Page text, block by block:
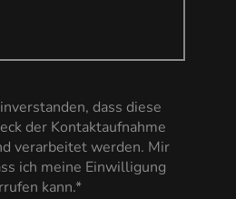
dass diese
der Kontaktaufnahme
verarbeitet werden. Mir
ich meine Einwilligung
kann.*